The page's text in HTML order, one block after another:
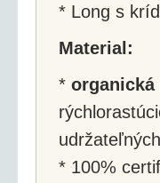
* Long s
Material:
* organická
* 100%